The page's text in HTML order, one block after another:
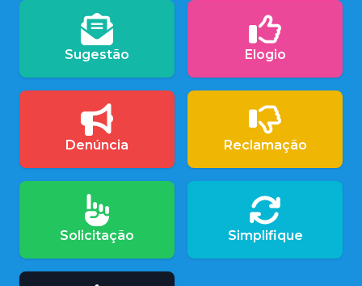
Sugestão Elogio
Denúncia Reclamação
Solicitação Simplifique